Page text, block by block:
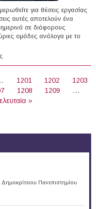
για θέσεις εργασίας
αυτές αποτελούν ένα
σε διάφορους
ομάδες ανάλογα με το
στον Ιδιωτικό Τομέα στην
1201 1202
1203
1208 1209
…
»
Πανεπιστημίου